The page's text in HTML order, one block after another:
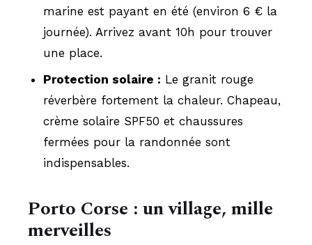
marine est payant en été (environ 6 € la
journée). Arrivez avant 10h pour trouver
une place.
Protection solaire : Le granit rouge
réverbère fortement la chaleur. Chapeau,
crème solaire SPF50 et chaussures
fermées pour la randonnée sont
indispensables.
Porto Corse : un village, mille
merveilles